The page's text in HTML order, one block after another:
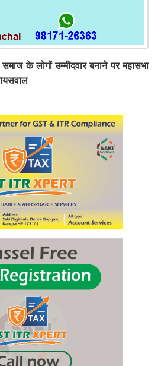
के लोगों उम्मीदवार बनाने पर महासभा